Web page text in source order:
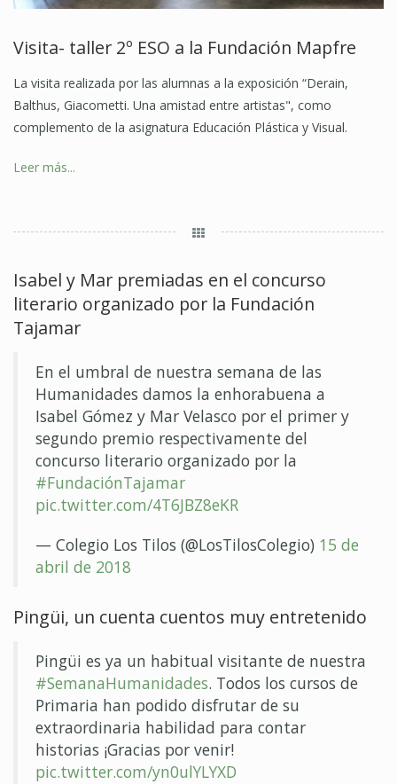
Visita- taller 2º ESO a la Fundación Mapfre
La visita realizada por las alumnas a la exposición “Derain,
Balthus, Giacometti. Una amistad entre artistas", como
complemento de la asignatura Educación Plástica y Visual.
Leer más...
Isabel y Mar premiadas en el concurso
literario organizado por la Fundación
Tajamar
En el umbral de nuestra semana de las
Humanidades damos la enhorabuena a
Isabel Gómez y Mar Velasco por el primer y
segundo premio respectivamente del
concurso literario organizado por la
#FundaciónTajamar
pic.twitter.com/4T6JBZ8eKR
— Colegio Los Tilos (@LosTilosColegio) 15 de
abril de 2018
Pingüi, un cuenta cuentos muy entretenido
Pingüi es ya un habitual visitante de nuestra
#SemanaHumanidades. Todos los cursos de
Primaria han podido disfrutar de su
extraordinaria habilidad para contar
historias ¡Gracias por venir!
pic.twitter.com/yn0ulYLYXD